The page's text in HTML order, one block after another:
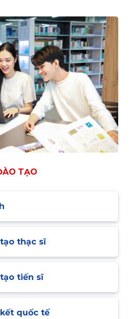
TẠO
thạc sĩ
tiến sĩ
quốc tế